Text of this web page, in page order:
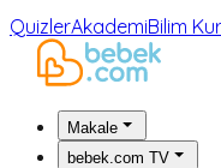
QuizlerAkademiBilim
Makale
bebek.com TV